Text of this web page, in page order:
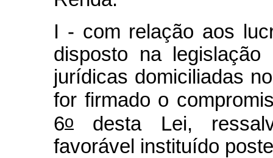
I - com relação aos
disposto na
jurídicas domiciliadas
for firmado o
6o
desta Lei,
favorável instituído